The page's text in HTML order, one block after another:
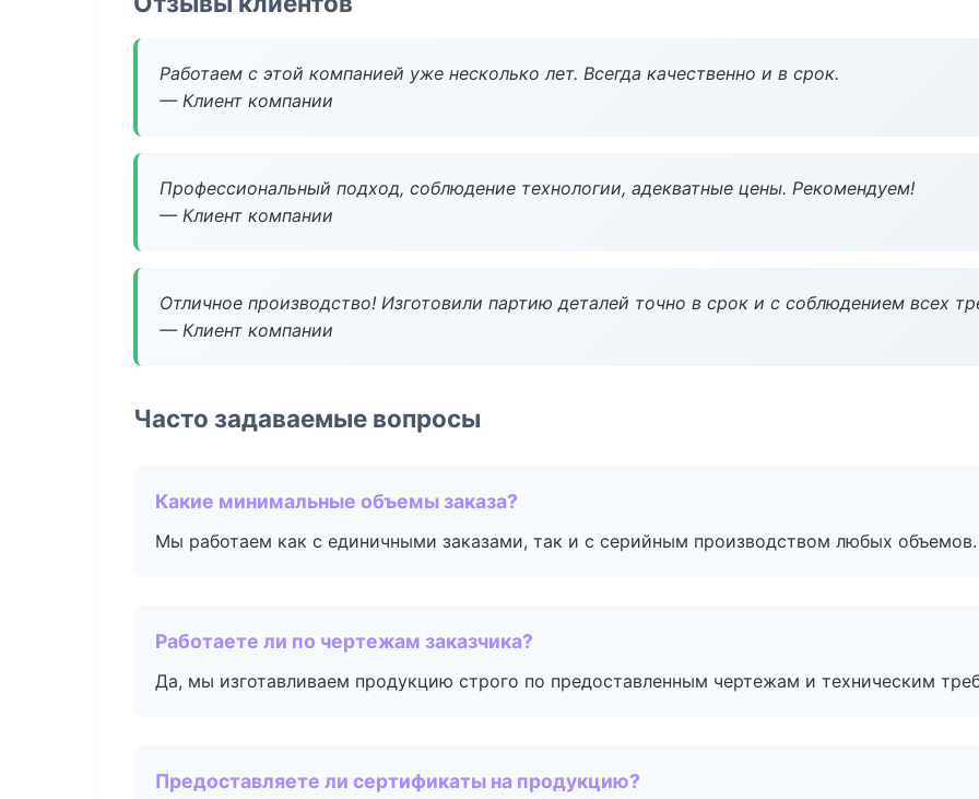
Работаем с этой компанией уже несколько лет. Всегда качественно и в срок.
— Клиент компании
Профессиональный подход, соблюдение технологии, адекватные цены. Рекомендуем!
— Клиент компании
Отличное производство! Изготовили партию деталей точно в срок и с соблюдением всех
— Клиент компании
Часто задаваемые вопросы
Какие минимальные объемы заказа?
Мы работаем как с единичными заказами, так и с серийным производством любых объемов.
Работаете ли по чертежам заказчика?
Да, мы изготавливаем продукцию строго по предоставленным чертежам и техническим
Предоставляете ли сертификаты на продукцию?